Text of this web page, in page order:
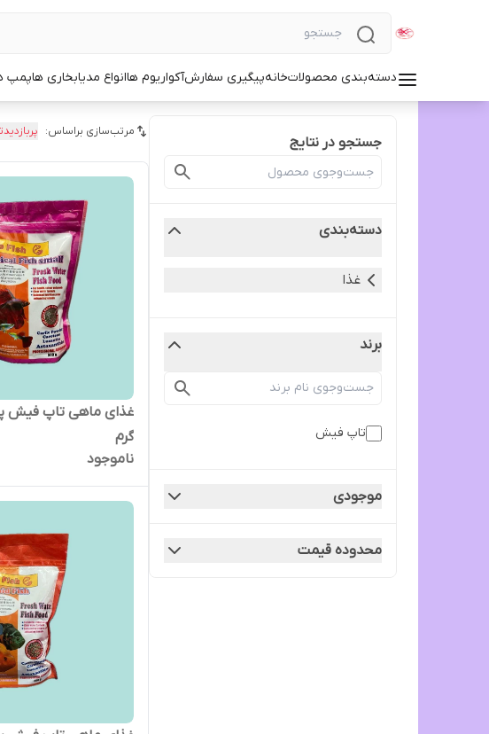
دسته‌بندی محصولاتخانهپیگیری سفارشآکواریوم هاانواع مدیابخاری هاپمپ
جستجو در نتایج
دسته‌بندی
غذا
برند
تاپ فیش
موجودی
محدوده قیمت
مرتب‌سازی براساس:
گرم
ناموجود